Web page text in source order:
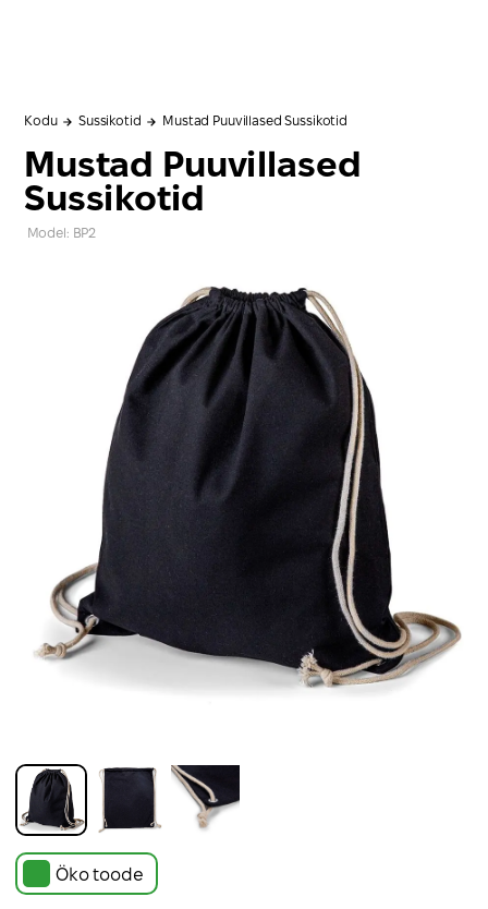
Kodu Sussikotid Mustad Puuvillased Sussikotid
Mustad Puuvillased
Sussikotid
Model: BP2
Öko toode